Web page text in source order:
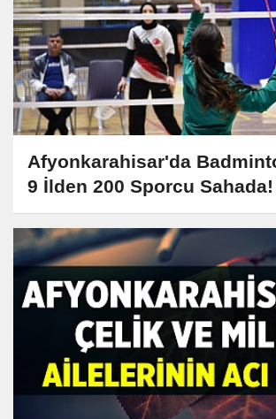
Afyonkarahisar'da
9 İlden 200 Sporcu Sahada!